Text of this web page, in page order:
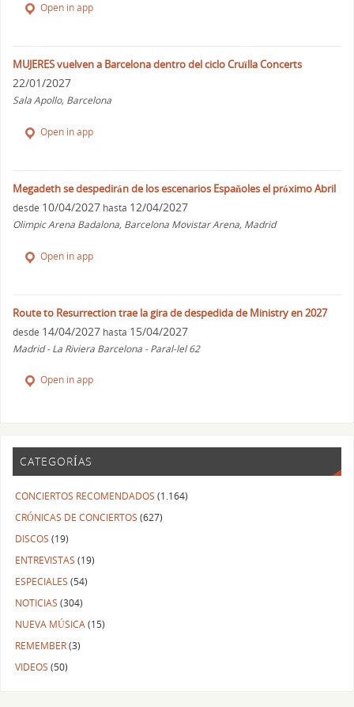
Open in app
MUJERES vuelven a Barcelona dentro del ciclo Cruïlla Concerts
22/01/2027
Sala Apollo, Barcelona
Open in app
Megadeth se despedirán de los escenarios Españoles el próximo Abril
desde 10/04/2027 hasta 12/04/2027
Olimpic Arena Badalona, Barcelona Movistar Arena, Madrid
Open in app
Route to Resurrection trae la gira de despedida de Ministry en 2027
desde 14/04/2027 hasta 15/04/2027
Madrid - La Riviera Barcelona - Paral-lel 62
Open in app
CATEGORÍAS
CONCIERTOS RECOMENDADOS (1.164)
CRÓNICAS DE CONCIERTOS (627)
DISCOS (19)
ENTREVISTAS (19)
ESPECIALES (54)
NOTICIAS (304)
NUEVA MÚSICA (15)
REMEMBER(3)
VIDEOS (50)